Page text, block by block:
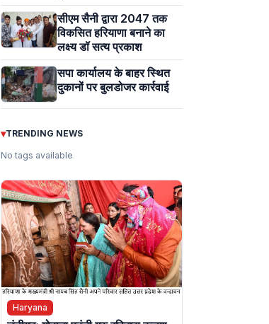
सीएम सैनी द्वारा 2047 तक
विकसित हरियाणा बनाने का
लक्ष्य डॉ सत्य प्रकाश
सपा कार्यालय के बाहर स्थित
दुकानों पर बुलडोजर कार्रवाई
▾TRENDING NEWS
No tags available
Haryana